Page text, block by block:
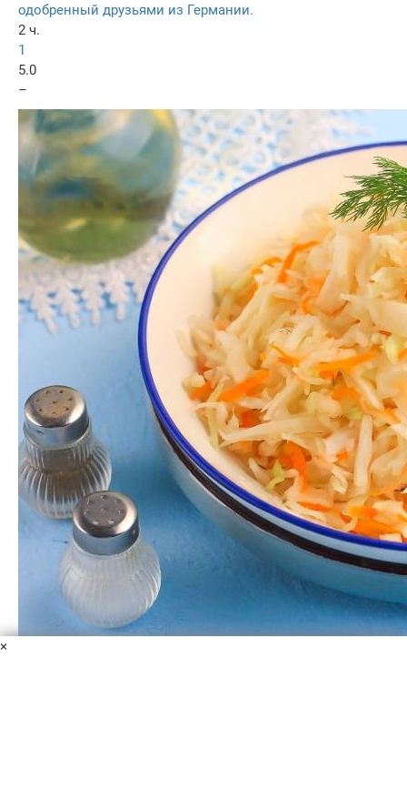
одобренный друзьями из Германии.
2 ч.
1
5.0
–
×